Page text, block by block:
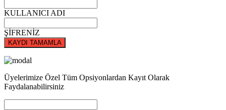
KULLANICI ADI
ŞİFRENİZ
KAYDI TAMAMLA
Üyelerimize Özel Tüm Opsiyonlardan Kayıt Olarak
Faydalanabilirsiniz